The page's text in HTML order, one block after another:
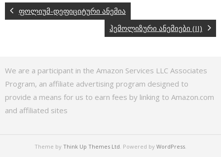
ფოლიუმ-დეფიციტური ანემია
ჰემოლიზური ანემიები (II)
We are a participant in the Amazon Services LLC Associates
Program, an affiliate advertising program designed to
provide a means for us to earn fees by linking to Amazon.com
and affiliated sites
Theme by Think Up Themes Ltd. Powered by WordPress.